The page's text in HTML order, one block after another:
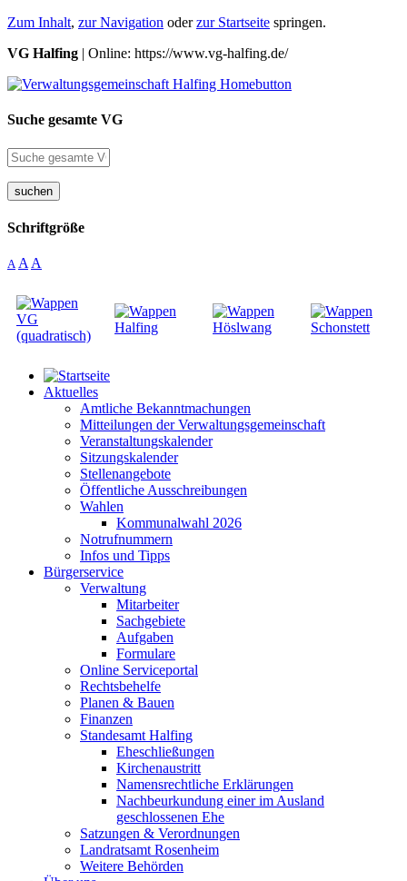
Zum Inhalt, zur Navigation oderzur Startseite springen.
VG Halfing | Online: https://www.vg-halfing.de/
Suche gesamte VG
suchen
Schriftgröße
A A A
Aktuelles
Amtliche Bekanntmachungen
Mitteilungen der Verwaltungsgemeinschaft
Veranstaltungskalender
Sitzungskalender
Stellenangebote
Öffentliche Ausschreibungen
Wahlen
Kommunalwahl 2026
Notrufnummern
Infos und Tipps
Bürgerservice
Verwaltung
Mitarbeiter
Sachgebiete
Aufgaben
Formulare
Online Serviceportal
Rechtsbehelfe
Planen & Bauen
Finanzen
Standesamt Halfing
Eheschließungen
Kirchenaustritt
Namensrechtliche Erklärungen
Nachbeurkundung einer im Ausland
geschlossenen Ehe
Satzungen & Verordnungen
Landratsamt Rosenheim
Weitere Behörden